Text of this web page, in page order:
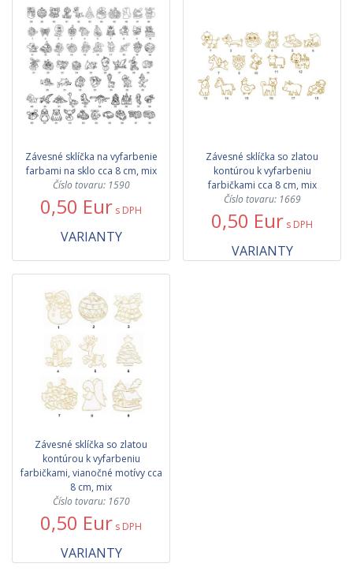
Závesné sklíčka na vyfarbenie
farbami na sklo cca 8 cm, mix
Číslo tovaru: 1590
0,50 Eur s DPH
VARIANTY
Závesné sklíčka so zlatou
kontúrou k vyfarbeniu
farbičkami cca 8 cm, mix
Číslo tovaru: 1669
0,50 Eur s DPH
VARIANTY
Závesné sklíčka so zlatou
kontúrou k vyfarbeniu
farbičkami, vianočné motívy cca
8 cm, mix
Číslo tovaru: 1670
0,50 Eur s DPH
VARIANTY